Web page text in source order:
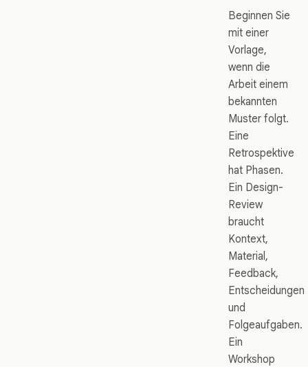
Beginnen Sie
mit einer
Vorlage,
wenn die
Arbeit einem
bekannten
Muster folgt.
Eine
Retrospektive
hat Phasen.
Ein Design-
Review
braucht
Kontext,
Material,
Feedback,
Entscheidungen
und
Folgeaufgaben.
Ein
Workshop